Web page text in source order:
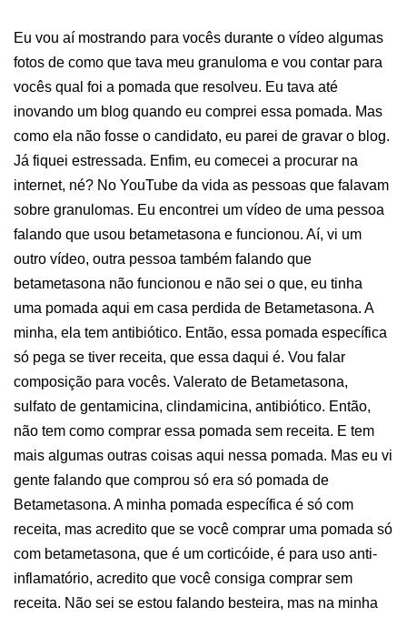
Eu vou aí mostrando para vocês durante o vídeo algumas
fotos de como que tava meu granuloma e vou contar para
vocês qual foi a pomada que resolveu. Eu tava até
inovando um blog quando eu comprei essa pomada. Mas
como ela não fosse o candidato, eu parei de gravar o blog.
Já fiquei estressada. Enfim, eu comecei a procurar na
internet, né? No YouTube da vida as pessoas que falavam
sobre granulomas. Eu encontrei um vídeo de uma pessoa
falando que usou betametasona e funcionou. Aí, vi um
outro vídeo, outra pessoa também falando que
betametasona não funcionou e não sei o que, eu tinha
uma pomada aqui em casa perdida de Betametasona. A
minha, ela tem antibiótico. Então, essa pomada específica
só pega se tiver receita, que essa daqui é. Vou falar
composição para vocês. Valerato de Betametasona,
sulfato de gentamicina, clindamicina, antibiótico. Então,
não tem como comprar essa pomada sem receita. E tem
mais algumas outras coisas aqui nessa pomada. Mas eu vi
gente falando que comprou só era só pomada de
Betametasona. A minha pomada específica é só com
receita, mas acredito que se você comprar uma pomada só
com betametasona, que é um corticóide, é para uso anti-
inflamatório, acredito que você consiga comprar sem
receita. Não sei se estou falando besteira, mas na minha